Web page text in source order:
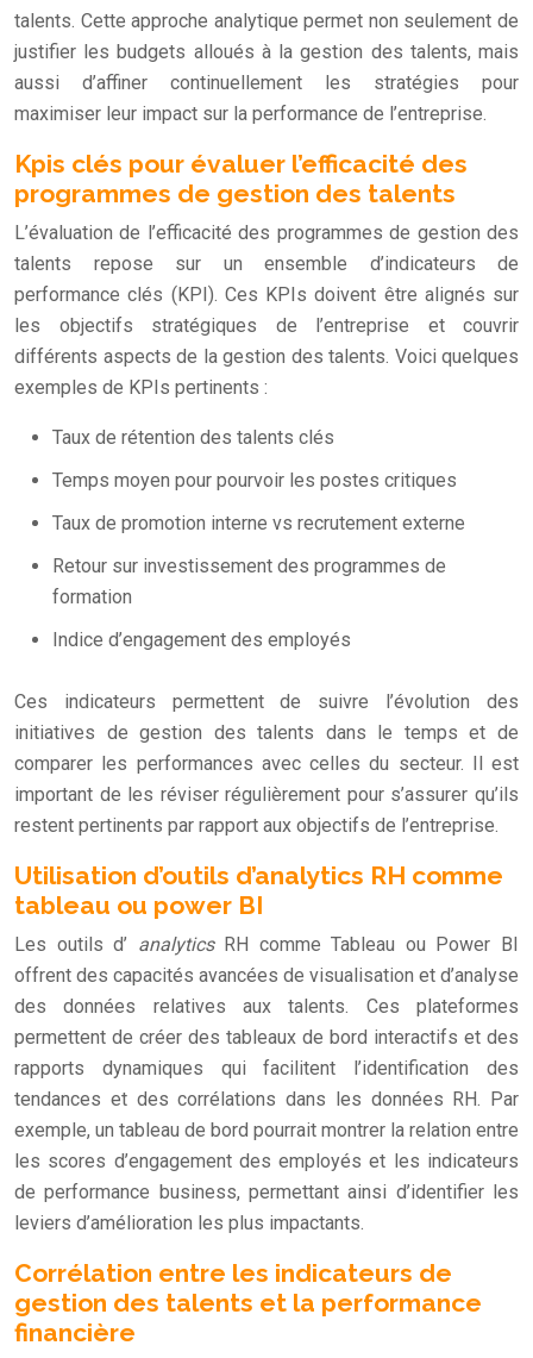
talents. Cette approche analytique permet non seulement de
justifier les budgets alloués à la gestion des talents, mais
aussi d’affiner continuellement les stratégies pour
maximiser leur impact sur la performance de l’entreprise.
Kpis clés pour évaluer l’efficacité des
programmes de gestion des talents
L’évaluation de l’efficacité des programmes de gestion des
talents repose sur un ensemble d’indicateurs de
performance clés (KPI). Ces KPIs doivent être alignés sur
les objectifs stratégiques de l’entreprise et couvrir
différents aspects de la gestion des talents. Voici quelques
exemples de KPIs pertinents :
Taux de rétention des talents clés
Temps moyen pour pourvoir les postes critiques
Taux de promotion interne vs recrutement externe
Retour sur investissement des programmes de
formation
Indice d’engagement des employés
Ces indicateurs permettent de suivre l’évolution des
initiatives de gestion des talents dans le temps et de
comparer les performances avec celles du secteur. Il est
important de les réviser régulièrement pour s’assurer qu’ils
restent pertinents par rapport aux objectifs de l’entreprise.
Utilisation d’outils d’analytics RH comme
tableau ou power BI
Les outils d’ analytics RH comme Tableau ou Power BI
offrent des capacités avancées de visualisation et d’analyse
des données relatives aux talents. Ces plateformes
permettent de créer des tableaux de bord interactifs et des
rapports dynamiques qui facilitent l’identification des
tendances et des corrélations dans les données RH. Par
exemple, un tableau de bord pourrait montrer la relation entre
les scores d’engagement des employés et les indicateurs
de performance business, permettant ainsi d’identifier les
leviers d’amélioration les plus impactants.
Corrélation entre les indicateurs de
gestion des talents et la performance
financière